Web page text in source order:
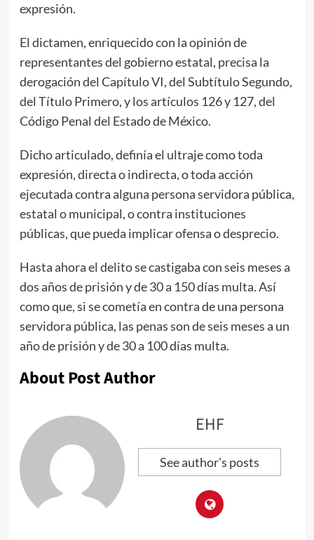
expresión.
El dictamen, enriquecido con la opinión de
representantes del gobierno estatal, precisa la
derogación del Capítulo VI, del Subtítulo Segundo,
del Título Primero, y los artículos 126 y 127, del
Código Penal del Estado de México.
Dicho articulado, definía el ultraje como toda
expresión, directa o indirecta, o toda acción
ejecutada contra alguna persona servidora pública,
estatal o municipal, o contra instituciones
públicas, que pueda implicar ofensa o desprecio.
Hasta ahora el delito se castigaba con seis meses a
dos años de prisión y de 30 a 150 días multa. Así
como que, si se cometía en contra de una persona
servidora pública, las penas son de seis meses a un
año de prisión y de 30 a 100 días multa.
About Post Author
EHF
See author's posts